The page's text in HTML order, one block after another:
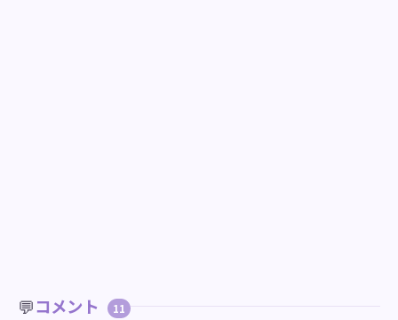
💬コメント 11